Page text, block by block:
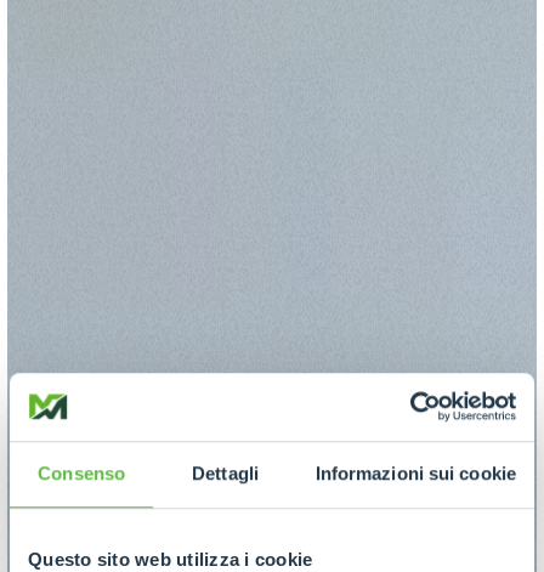
Consenso Dettagli Informazioni sui cookie
Questo sito web utilizza i cookie